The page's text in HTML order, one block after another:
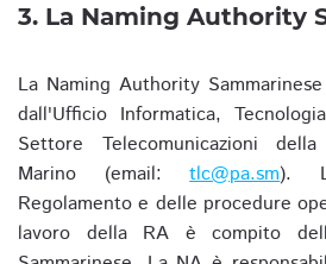
3. La Naming Authority
La Naming Authority
dall'Ufficio Informatica,
Settore Telecomunicazioni
Marino (email:tlc@pa.sm).
Regolamento e delle procedure
lavoro della RA è compito